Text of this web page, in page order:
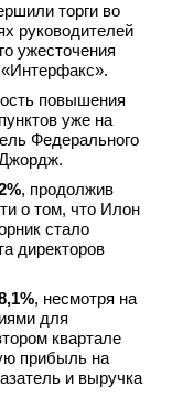
торги во
руководителей
ужесточения
«Интерфакс».
повышения
уже на
Федерального
, продолжив
о том, что Илон
стало
директоров
, несмотря на
для
квартале
прибыль на
и выручка